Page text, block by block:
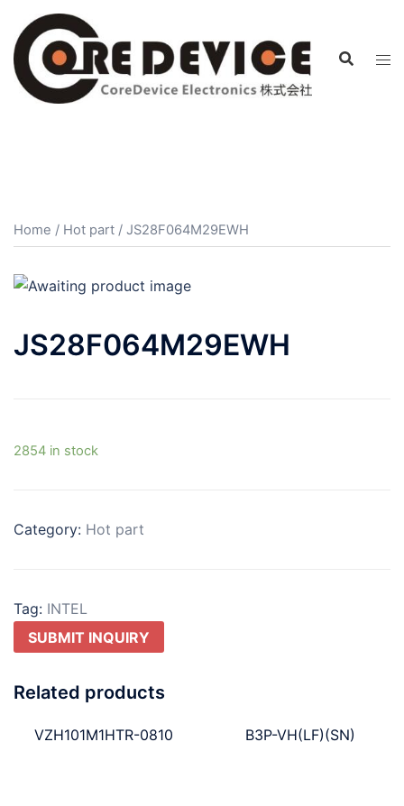
Home / Hot part / JS28F064M29EWH
JS28F064M29EWH
2854 in stock
Category: Hot part
Tag: INTEL
SUBMIT INQUIRY
Related products
VZH101M1HTR-0810 B3P-VH(LF)(SN)